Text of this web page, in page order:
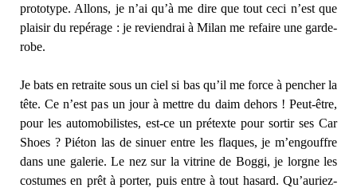
prototype. Allons, je n’ai qu’à me dire que tout ceci n’est que
plaisir du repérage : je reviendrai à Milan me refaire une garde-
robe.
Je bats en retraite sous un ciel si bas qu’il me force à pencher la
tête. Ce n’est pas un jour à mettre du daim dehors ! Peut-être,
pour les automobilistes, est-ce un prétexte pour sortir ses Car
Shoes ? Piéton las de sinuer entre les flaques, je m’engouffre
dans une galerie. Le nez sur la vitrine de Boggi, je lorgne les
costumes en prêt à porter, puis entre à tout hasard. Qu’auriez-